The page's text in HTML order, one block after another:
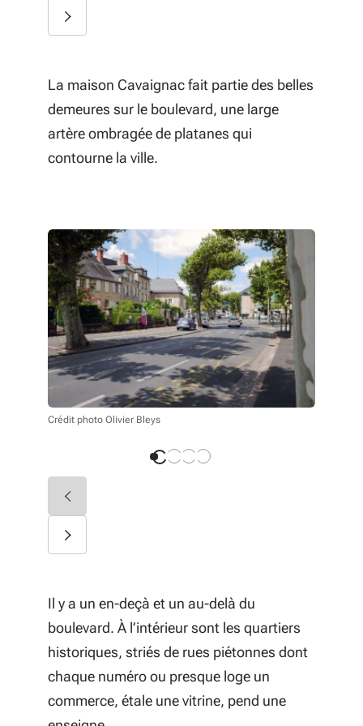
La maison Cavaignac fait partie des belles
demeures sur le boulevard, une large
artère ombragée de platanes qui
contourne la ville.
Crédit photo Olivier Bleys
Il y a un en-deçà et un au-delà du
boulevard. À l’intérieur sont les quartiers
historiques, striés de rues piétonnes dont
chaque numéro ou presque loge un
commerce, étale une vitrine, pend une